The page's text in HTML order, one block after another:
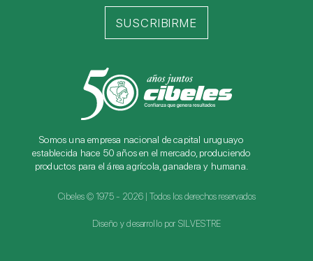
Somos una empresa nacional de capital uruguayo
establecida hace 50 años en el mercado, produciendo
productos para el área agrícola, ganadera y humana.
Cibeles © 1975 - 2026 | Todos los derechos reservados
Diseño y desarrollo por SILVESTRE
SUSCRIBIRME